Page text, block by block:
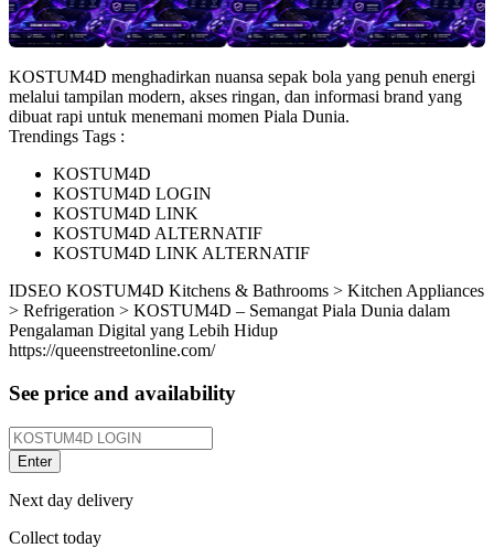
KOSTUM4D menghadirkan nuansa sepak bola yang penuh energi
melalui tampilan modern, akses ringan, dan informasi brand yang
dibuat rapi untuk menemani momen Piala Dunia.
Trendings Tags :
KOSTUM4D
KOSTUM4D LOGIN
KOSTUM4D LINK
KOSTUM4D ALTERNATIF
KOSTUM4D LINK ALTERNATIF
IDSEO KOSTUM4D Kitchens & Bathrooms > Kitchen Appliances
> Refrigeration > KOSTUM4D – Semangat Piala Dunia dalam
Pengalaman Digital yang Lebih Hidup
https://queenstreetonline.com/
See price and availability
Enter
Next day delivery
Collect today